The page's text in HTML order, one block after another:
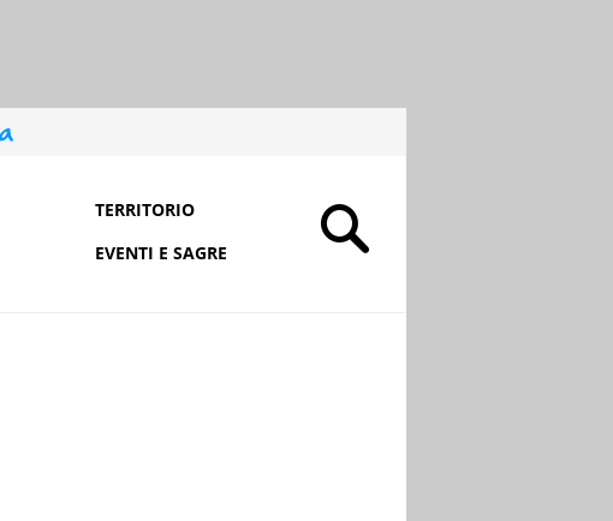
TERRITORIO
EVENTI E SAGRE